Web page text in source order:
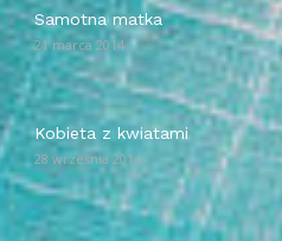
Samotna matka
21 marca 2014
Kobieta z kwiatami
28 września 2014